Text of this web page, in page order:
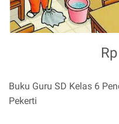
Buku Guru SD Kelas 6
Pekerti